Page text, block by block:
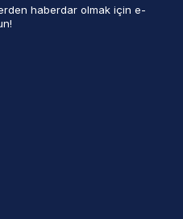
haberdar olmak için e-